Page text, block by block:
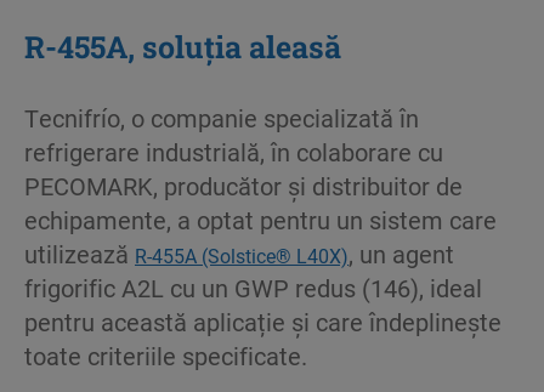
R-455A, soluția aleasă
Tecnifrío, o companie specializată în
refrigerare industrială, în colaborare cu
PECOMARK, producător și distribuitor de
echipamente, a optat pentru un sistem care
utilizează R-455A (Solstice® L40X), un agent
frigorific A2L cu un GWP redus (146), ideal
pentru această aplicație și care îndeplinește
toate criteriile specificate.